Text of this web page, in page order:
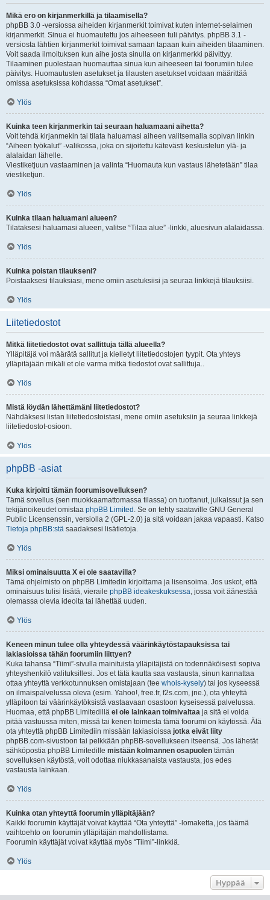
Mikä ero on kirjanmerkillä ja tilaamisella?
phpBB 3.0 -versiossa aiheiden kirjanmerkit toimivat kuten internet-selaimen
kirjanmerkit. Sinua ei huomautettu jos aiheeseen tuli päivitys. phpBB 3.1 -
versiosta lähtien kirjanmerkit toimivat samaan tapaan kuin aiheiden tilaaminen.
Voit saada ilmoituksen kun aihe josta sinulla on kirjanmerkki päivittyy.
Tilaaminen puolestaan huomauttaa sinua kun aiheeseen tai foorumiin tulee
päivitys. Huomautusten asetukset ja tilausten asetukset voidaan määrittää
omissa asetuksissa kohdassa “Omat asetukset”.
Ylös
Kuinka teen kirjanmerkin tai seuraan haluamaani aihetta?
Voit tehdä kirjanmekin tai tilata haluamasi aiheen valitsemalla sopivan linkin
“Aiheen työkalut” -valikossa, joka on sijoitettu kätevästi keskustelun ylä- ja
alalaidan lähelle.
Viestiketjuun vastaaminen ja valinta “Huomauta kun vastaus lähetetään” tilaa
viestiketjun.
Ylös
Kuinka tilaan haluamani alueen?
Tilataksesi haluamasi alueen, valitse “Tilaa alue” -linkki, aluesivun alalaidassa.
Ylös
Kuinka poistan tilaukseni?
Poistaaksesi tilauksiasi, mene omiin asetuksiisi ja seuraa linkkejä tilauksiisi.
Ylös
Liitetiedostot
Mitkä liitetiedostot ovat sallittuja tällä alueella?
Ylläpitäjä voi määrätä sallitut ja kielletyt liitetiedostojen tyypit. Ota yhteys
ylläpitäjään mikäli et ole varma mitkä tiedostot ovat sallittuja..
Ylös
Mistä löydän lähettämäni liitetiedostot?
Nähdäksesi listan liitetiedostoistasi, mene omiin asetuksiin ja seuraa linkkejä
liitetiedostot-osioon.
Ylös
phpBB -asiat
Kuka kirjoitti tämän foorumisovelluksen?
Tämä sovellus (sen muokkaamattomassa tilassa) on tuottanut, julkaissut ja sen
tekijänoikeudet omistaa phpBB Limited . Se on tehty saataville GNU General
Public Licensenssin, versiolla 2 (GPL-2.0) ja sitä voidaan jakaa vapaasti. Katso
Tietoja phpBB:stä saadaksesi lisätietoja.
Ylös
Miksi ominaisuutta X ei ole saatavilla?
Tämä ohjelmisto on phpBB Limitedin kirjoittama ja lisensoima. Jos uskot, että
ominaisuus tulisi lisätä, vieraile phpBB ideakeskuksessa, jossa voit äänestää
olemassa olevia ideoita tai lähettää uuden.
Ylös
Keneen minun tulee olla yhteydessä väärinkäytöstapauksissa tai
lakiasioissa tähän foorumiin liittyen?
Kuka tahansa “Tiimi”-sivulla mainituista ylläpitäjistä on todennäköisesti sopiva
yhteyshenkilö valituksillesi. Jos et tätä kautta saa vastausta, sinun kannattaa
ottaa yhteyttä verkkotunnuksen omistajaan (tee whois-kysely) tai jos kyseessä
on ilmaispalvelussa oleva (esim. Yahoo!, free.fr, f2s.com, jne.), ota yhteyttä
ylläpitoon tai väärinkäytöksistä vastaavaan osastoon kyseisessä palvelussa.
Huomaa, että phpBB Limitedillä ei ole lainkaan toimivaltaa ja sitä ei voida
pitää vastuussa miten, missä tai kenen toimesta tämä foorumi on käytössä. Älä
ota yhteyttä phpBB Limitediin missään lakiasioissa jotka eivät liity
phpBB.com-sivustoon tai pelkkään phpBB-sovellukseen itseensä. Jos lähetät
sähköpostia phpBB Limitedille mistään kolmannen osapuolen tämän
sovelluksen käytöstä, voit odottaa niukkasanaista vastausta, jos edes
vastausta lainkaan.
Ylös
Kuinka otan yhteyttä foorumin ylläpitäjään?
Kaikki foorumin käyttäjät voivat käyttää “Ota yhteyttä” -lomaketta, jos täämä
vaihtoehto on foorumin ylläpitäjän mahdollistama.
Foorumin käyttäjät voivat käyttää myös “Tiimi”-linkkiä.
Ylös
Hyppää